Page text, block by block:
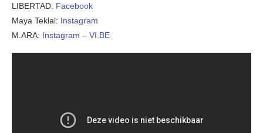
LIBERTAD: Facebook
Maya Teklal: Instagram
M.ARA: Instagram – VI.BE